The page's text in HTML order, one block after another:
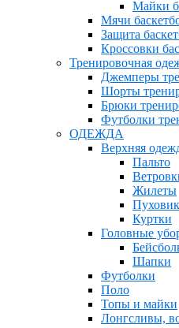
Майки
Мячи
Защита
Кроссовки
Тренировочная
Джемперы
Шорты
Брюки
Футболки
ОДЕЖДА
Верхняя
Пальто
Жилеты
Куртки
Головные
Шапки
Футболки
Поло
Топы и майки
Лонгсливы,